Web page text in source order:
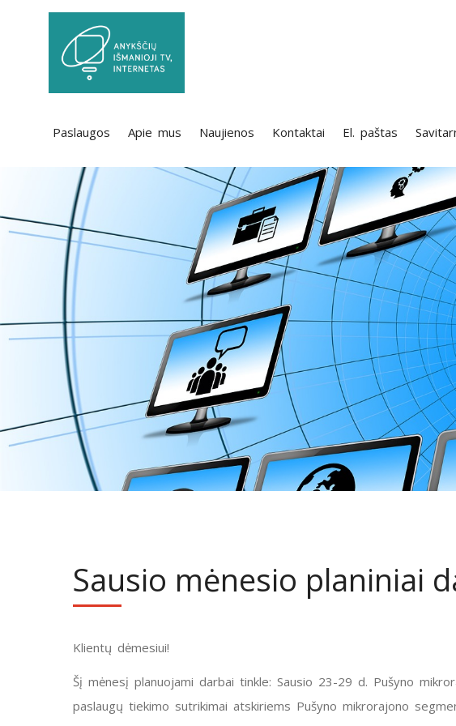
Paslaugos Apie mus Naujienos Kontaktai El. paštas
Sausio mėnesio planiniai
Klientų dėmesiui!
Šį mėnesį planuojami darbai tinkle: Sausio 23-29 d. Pušyno
paslaugų tiekimo sutrikimai atskiriems Pušyno mikrorajono